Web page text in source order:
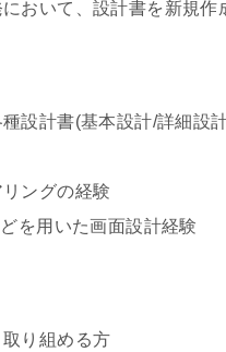
において、設計書を新規作
種設計書(基本設計/詳細設
ングの経験
を用いた画面設計経験
取り組める方